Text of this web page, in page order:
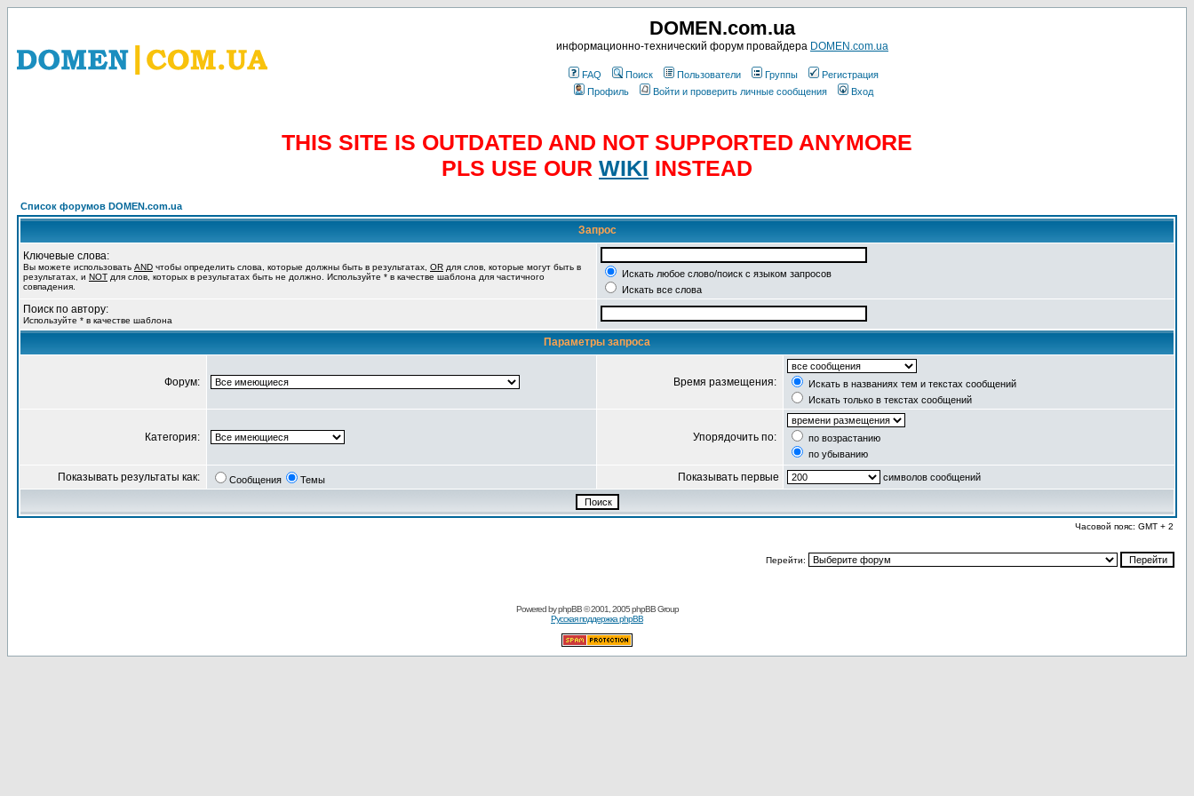
DOMEN.com.ua
информационно-технический форум провайдера DOMEN.com.ua
FAQ Поиск Пользователи Группы
Регистрация
Профиль
Войти и проверить личные сообщения Вход
THIS SITE IS OUTDATED AND NOT SUPPORTED ANYMORE
PLS USE OUR WIKI INSTEAD
Список форумов DOMEN.com.ua
Запрос
Ключевые слова:
Вы можете использовать AND чтобы определить слова, которые должны быть в результатах, OR для слов, которые могут быть в
результатах, и NOT для слов, которых в результатах быть не должно. Используйте * в качестве шаблона для частичного
совпадения.
Искать любое слово/поиск с языком запросов
Искать все слова
Поиск по автору:
Используйте * в качестве шаблона
Параметры запроса
Форум: Время размещения:
Искать в названиях тем и текстах сообщений
Искать только в текстах сообщений
Категория: Упорядочить по:
по возрастанию
по убыванию
Показывать результаты как: Сообщения Темы Показывать первые символов сообщений
Часовой пояс: GMT + 2
Перейти:
Powered byphpBB© 2001, 2005 phpBB Group
Русская поддержка phpBB